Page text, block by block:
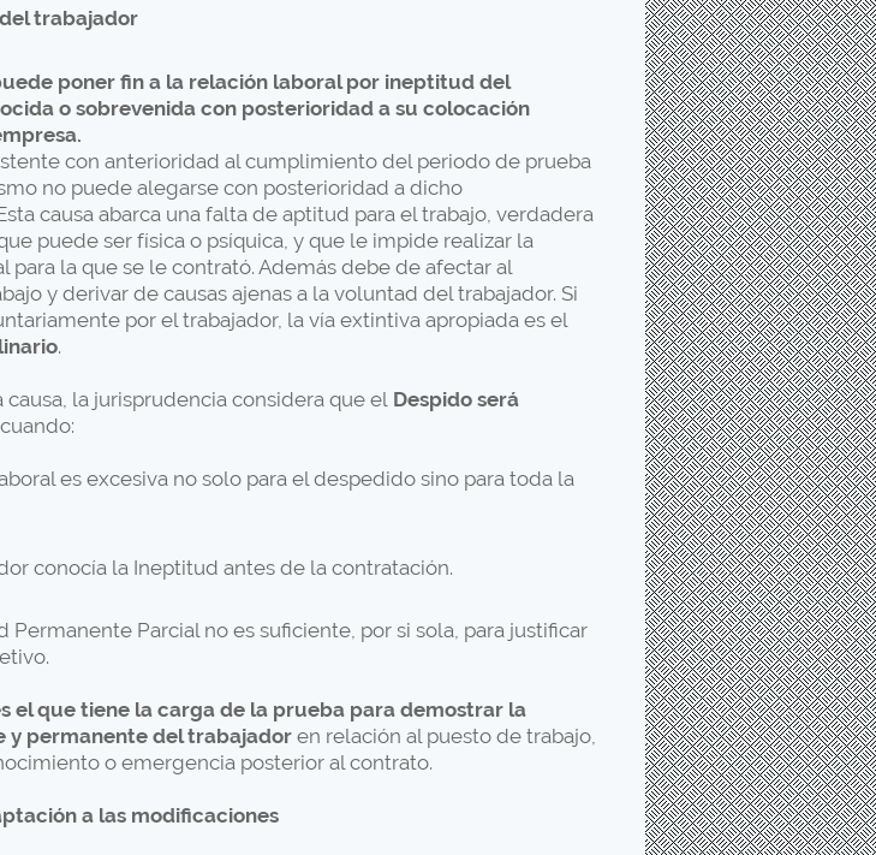
trabajador
poner fin a la relación laboral por ineptitud del
o sobrevenida con posterioridad a su colocación
con anterioridad al cumplimiento del periodo de prueba
no puede alegarse con posterioridad a dicho
causa abarca una falta de aptitud para el trabajo, verdadera
puede ser física o psíquica, y que le impide realizar la
para la que se le contrató. Además debe de afectar al
y derivar de causas ajenas a la voluntad del trabajador. Si
por el trabajador, la vía extintiva apropiada es el
.
causa, la jurisprudencia considera que el Despido será
cuando:
es excesiva no solo para el despedido sino para toda la
conocía la Ineptitud antes de la contratación.
Permanente Parcial no es suficiente, por si sola, para justificar
el que tiene la carga de la prueba para demostrar la
y permanente del trabajador en relación al puesto de trabajo,
o emergencia posterior al contrato.
a las modificaciones